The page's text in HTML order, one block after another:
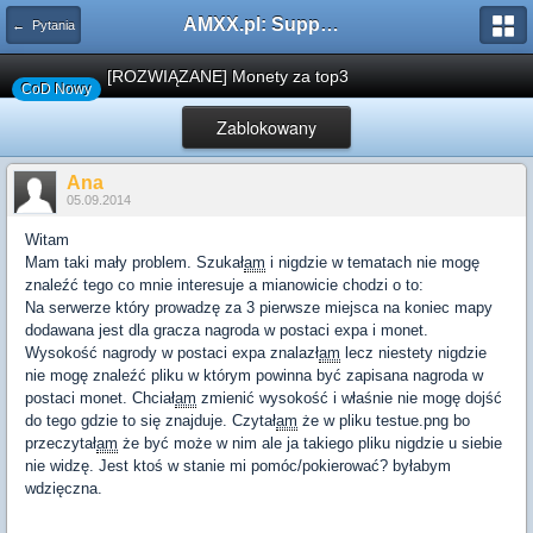
← Pytania AMXX.pl: Support AMX Mod X i SourceMod
CoD Nowy
[ROZWIĄZANE] Monety za top3
Zablokowany
Ana
05.09.2014
Witam
Mam taki mały problem. Szukałam i nigdzie w tematach nie mogę
znaleźć tego co mnie interesuje a mianowicie chodzi o to:
Na serwerze który prowadzę za 3 pierwsze miejsca na koniec mapy
dodawana jest dla gracza nagroda w postaci expa i monet.
Wysokość nagrody w postaci expa znalazłam lecz niestety nigdzie
nie mogę znaleźć pliku w którym powinna być zapisana nagroda w
postaci monet. Chciałam zmienić wysokość i właśnie nie mogę dojść
do tego gdzie to się znajduje. Czytałam że w pliku testue.png bo
przeczytałam że być może w nim ale ja takiego pliku nigdzie u siebie
nie widzę. Jest ktoś w stanie mi pomóc/pokierować? byłabym
wdzięczna.